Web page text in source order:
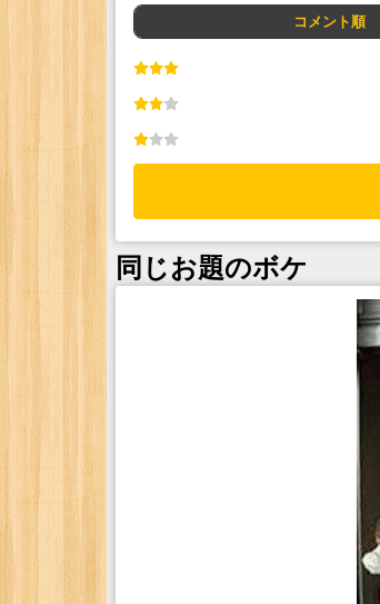
コメント順
同じお題のボケ